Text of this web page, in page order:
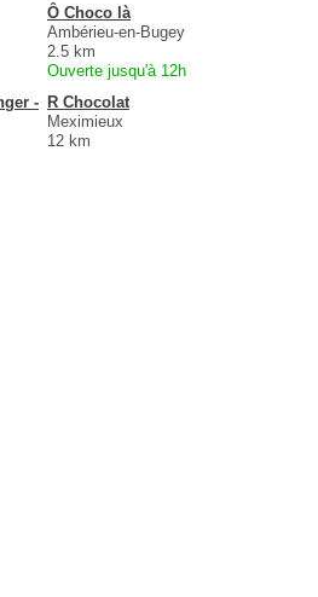
Ô Choco là
Ambérieu-en-Bugey
2.5 km
Ouverte jusqu'à 12h
- R Chocolat
Meximieux
12 km